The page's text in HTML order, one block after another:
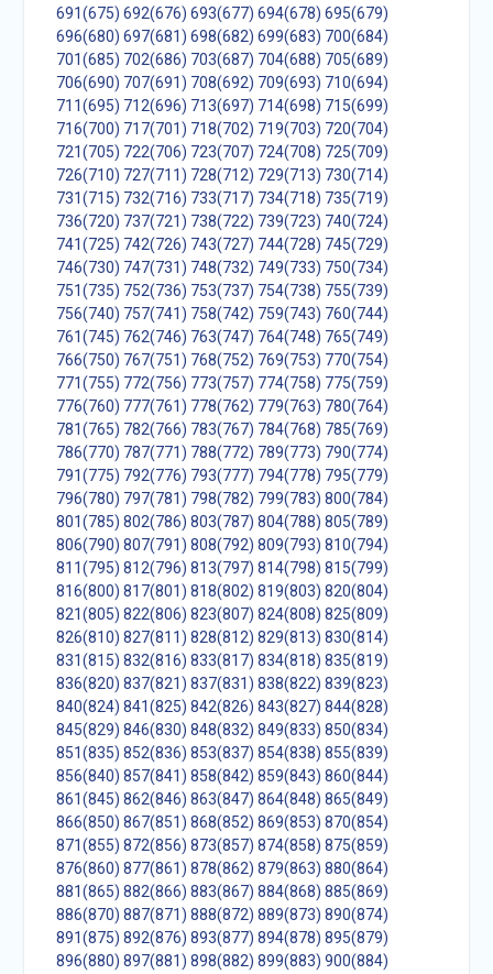
691(675) 692(676) 693(677) 694(678) 695(679)
696(680) 697(681) 698(682) 699(683) 700(684)
701(685) 702(686) 703(687) 704(688) 705(689)
706(690) 707(691) 708(692) 709(693) 710(694)
711(695) 712(696) 713(697) 714(698) 715(699)
716(700) 717(701) 718(702) 719(703) 720(704)
721(705) 722(706) 723(707) 724(708) 725(709)
726(710) 727(711) 728(712) 729(713) 730(714)
731(715) 732(716) 733(717) 734(718) 735(719)
736(720) 737(721) 738(722) 739(723) 740(724)
741(725) 742(726) 743(727) 744(728) 745(729)
746(730) 747(731) 748(732) 749(733) 750(734)
751(735) 752(736) 753(737) 754(738) 755(739)
756(740) 757(741) 758(742) 759(743) 760(744)
761(745) 762(746) 763(747) 764(748) 765(749)
766(750) 767(751) 768(752) 769(753) 770(754)
771(755) 772(756) 773(757) 774(758) 775(759)
776(760) 777(761) 778(762) 779(763) 780(764)
781(765) 782(766) 783(767) 784(768) 785(769)
786(770) 787(771) 788(772) 789(773) 790(774)
791(775) 792(776) 793(777) 794(778) 795(779)
796(780) 797(781) 798(782) 799(783) 800(784)
801(785) 802(786) 803(787) 804(788) 805(789)
806(790) 807(791) 808(792) 809(793) 810(794)
811(795) 812(796) 813(797) 814(798) 815(799)
816(800) 817(801) 818(802) 819(803) 820(804)
821(805) 822(806) 823(807) 824(808) 825(809)
826(810) 827(811) 828(812) 829(813) 830(814)
831(815) 832(816) 833(817) 834(818) 835(819)
836(820) 837(821) 837(831) 838(822) 839(823)
840(824) 841(825) 842(826) 843(827) 844(828)
845(829) 846(830) 848(832) 849(833) 850(834)
851(835) 852(836) 853(837) 854(838) 855(839)
856(840) 857(841) 858(842) 859(843) 860(844)
861(845) 862(846) 863(847) 864(848) 865(849)
866(850) 867(851) 868(852) 869(853) 870(854)
871(855) 872(856) 873(857) 874(858) 875(859)
876(860) 877(861) 878(862) 879(863) 880(864)
881(865) 882(866) 883(867) 884(868) 885(869)
886(870) 887(871) 888(872) 889(873) 890(874)
891(875) 892(876) 893(877) 894(878) 895(879)
896(880) 897(881) 898(882) 899(883) 900(884)